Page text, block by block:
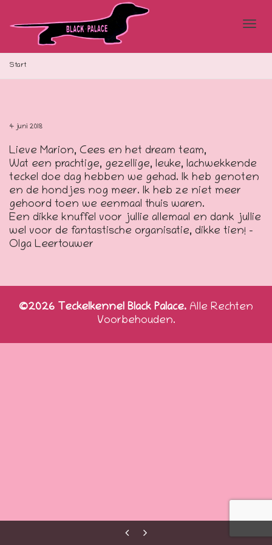
Start
4 juni 2018
Lieve Marion, Cees en het dream team,
Wat een prachtige, gezellige, leuke, lachwekkende
teckel doe dag hebben we gehad. Ik heb genoten
en de hondjes nog meer. Ik heb ze niet meer
gehoord toen we eenmaal thuis waren.
Een dikke knuffel voor jullie allemaal en dank jullie
wel voor de fantastische organisatie, dikke tien! –
Olga Leertouwer
©2026 Teckelkennel Black Palace. Alle Rechten
Voorbehouden.